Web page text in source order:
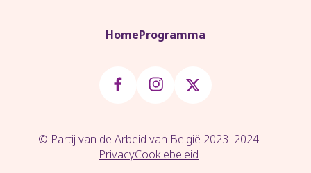
HomeProgramma
© Partij van de Arbeid van België 2023–2024
PrivacyCookiebeleid